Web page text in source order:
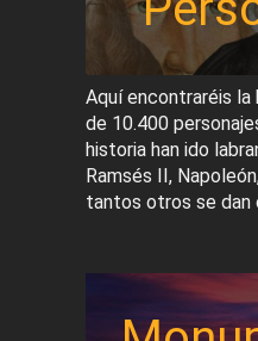
Aquí encontraréis la
de 10.400
historia han ido
Ramsés II,
tantos otros se dan